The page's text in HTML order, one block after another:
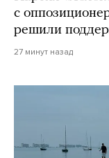
с
решили
27 минут назад